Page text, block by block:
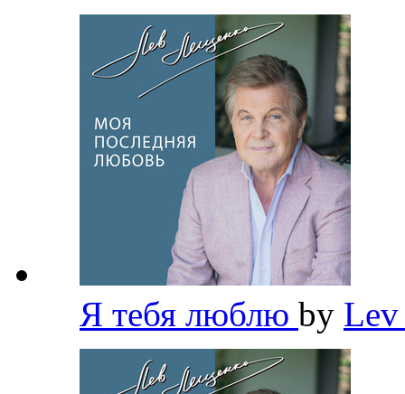
Я тебя люблю by